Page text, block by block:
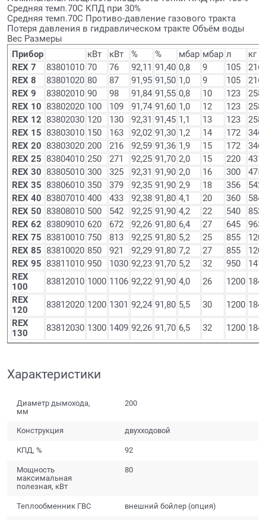
Средняя темп.70C КПД при 30%
Средняя темп.70C Противо-давление газового тракта
Потеря давления в гидравлическом тракте Объём воды
Вес Размеры
Прибор
кВт кВт % % мбар мбар л
кг
REX 7
83801010 70 76 92,11 91,40 0,8 9 105
216
REX 8
83801020 80 87 91,95 91,50 1,0 9 105
216
REX 9
83802010 90 98 91,84 91,55 0,8 10 123
258
REX 10 83802020 100 109 91,74 91,60 1,0 12 123
258
REX 12 83802030 120 130 92,31 91,45 1,1 13 123
258
REX 15 83803010 150 163 92,02 91,30 1,2 14 172
346
REX 20 83803020 200 216 92,59 91,36 1,9 15 172
346
REX 25 83804010 250 271 92,25 91,70 2,0 15 220
431
REX 30 83805010 300 325 92,31 91,90 2,0 16 300
475
REX 35 83806010 350 379 92,35 91,90 2,9 18 356
542
REX 40 83807010 400 433 92,38 91,80 4,1 20 360
584
REX 50 83808010 500 542 92,25 91,90 4,2 22 540
853
REX 62 83809010 620 672 92,26 91,80 6,4 27 645
963
REX 75 83810010 750 813 92,25 91,80 5,2 25 855
REX 85 83810020 850 921 92,29 91,80 7,2 27 855
REX 95 83811010 950 1030 92,23 91,70 5,2 32 950
REX
100
83812010 1000 1106 92,22 91,90 4,0 26 1200
REX
120
83812020 1200 1301 92,24 91,80 5,5 30 1200
REX
130
83812030 1300 1409 92,26 91,70 6,5 32 1200
Характеристики
Диаметр дымохода,
мм
200
Конструкция двухходовой
КПД, % 92
Мощность
максимальная
полезная, кВт
80
Теплообменник ГВС внешний бойлер (опция)